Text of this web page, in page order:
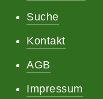
Suche
Kontakt
AGB
Impressum